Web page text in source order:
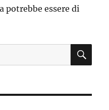
potrebbe essere di